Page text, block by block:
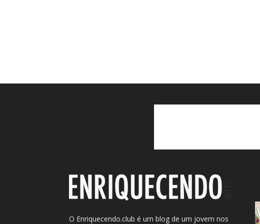
O Enriquecendo.club é um blog de um jovem nos